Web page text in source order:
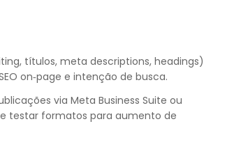
títulos, meta descriptions, headings)
on‑page e intenção de busca.
via Meta Business Suite ou
testar formatos para aumento de